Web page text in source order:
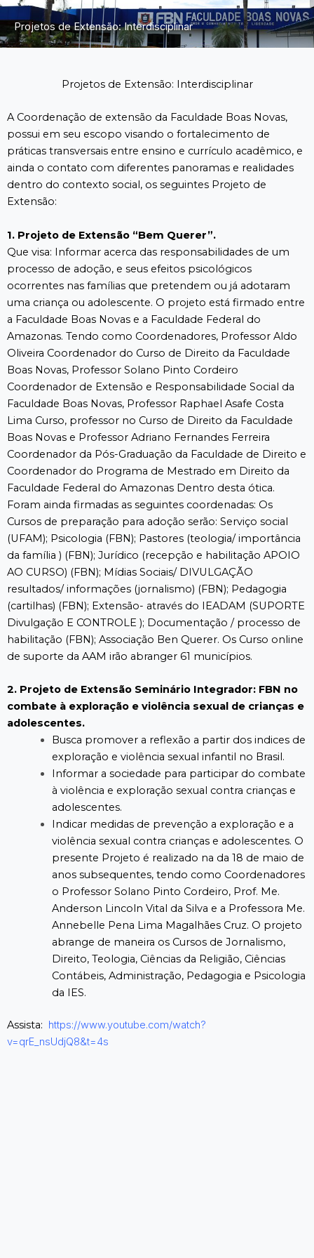
Projetos de Extensão: Interdisciplinar
Projetos de Extensão: Interdisciplinar
A Coordenação de extensão da Faculdade Boas Novas,
possui em seu escopo visando o fortalecimento de
práticas transversais entre ensino e currículo acadêmico, e
ainda o contato com diferentes panoramas e realidades
dentro do contexto social, os seguintes Projeto de
Extensão:
1. Projeto de Extensão “Bem Querer”.
Que visa: Informar acerca das responsabilidades de um
processo de adoção, e seus efeitos psicológicos
ocorrentes nas famílias que pretendem ou já adotaram
uma criança ou adolescente. O projeto está firmado entre
a Faculdade Boas Novas e a Faculdade Federal do
Amazonas. Tendo como Coordenadores, Professor Aldo
Oliveira Coordenador do Curso de Direito da Faculdade
Boas Novas, Professor Solano Pinto Cordeiro
Coordenador de Extensão e Responsabilidade Social da
Faculdade Boas Novas, Professor Raphael Asafe Costa
Lima Curso, professor no Curso de Direito da Faculdade
Boas Novas e Professor Adriano Fernandes Ferreira
Coordenador da Pós-Graduação da Faculdade de Direito e
Coordenador do Programa de Mestrado em Direito da
Faculdade Federal do Amazonas Dentro desta ótica.
Foram ainda firmadas as seguintes coordenadas: Os
Cursos de preparação para adoção serão: Serviço social
(UFAM); Psicologia (FBN); Pastores (teologia/ importância
da família ) (FBN); Jurídico (recepção e habilitação APOIO
AO CURSO) (FBN); Mídias Sociais/ DIVULGAÇÃO
resultados/ informações (jornalismo) (FBN); Pedagogia
(cartilhas) (FBN); Extensão- através do IEADAM (SUPORTE
Divulgação E CONTROLE ); Documentação / processo de
habilitação (FBN); Associação Ben Querer. Os Curso online
de suporte da AAM irão abranger 61 municípios.
2. Projeto de Extensão Seminário Integrador: FBN no
combate à exploração e violência sexual de crianças e
adolescentes.
Busca promover a reflexão a partir dos indices de
exploração e violência sexual infantil no Brasil.
Informar a sociedade para participar do combate
à violência e exploração sexual contra crianças e
adolescentes.
Indicar medidas de prevenção a exploração e a
violência sexual contra crianças e adolescentes. O
presente Projeto é realizado na da 18 de maio de
anos subsequentes, tendo como Coordenadores
o Professor Solano Pinto Cordeiro, Prof. Me.
Anderson Lincoln Vital da Silva e a Professora Me.
Annebelle Pena Lima Magalhães Cruz. O projeto
abrange de maneira os Cursos de Jornalismo,
Direito, Teologia, Ciências da Religião, Ciências
Contábeis, Administração, Pedagogia e Psicologia
da IES.
Assista: https://www.youtube.com/watch?
v=qrE_nsUdjQ8&t=4s